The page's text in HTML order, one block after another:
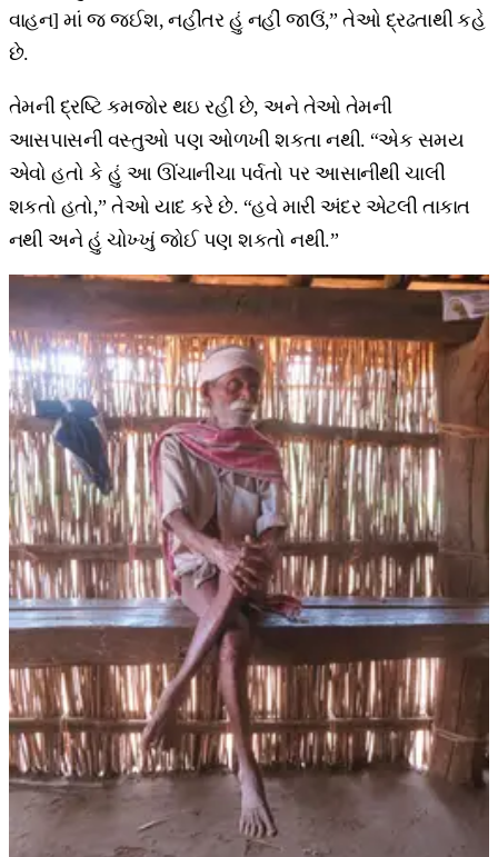
વાહન] માં જ જઈશ, નહીંતર હું નહીં જાઉં,” તેઓ દ્રઢતાથી કહે
છે.
તેમની દ્રષ્ટિ કમજોર થઇ રહી છે, અને તેઓ તેમની
આસપાસની વસ્તુઓ પણ ઓળખી શકતા નથી. “એક સમય
એવો હતો કે હું આ ઊંચાનીચા પર્વતો પર આસાનીથી ચાલી
શકતો હતો,” તેઓ યાદ કરે છે. “હવે મારી અંદર એટલી તાકાત
નથી અને હું ચોખ્ખું જોઈ પણ શકતો નથી.”